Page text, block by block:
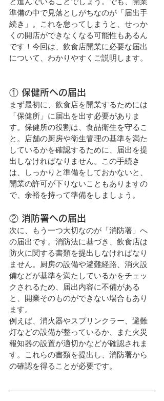
準備の中で見落としがちなのが「届出手
続き」。これを怠ってしまうと、せっか
くの開店ができなくなる可能性もあるん
です！今回は、飲食店開業に必要な届出
について、わかりやすくご説明します。
① 保健所への届出
まず最初に、飲食店を開業するためには
「保健所」に届出を出す必要がありま
す。保健所の役割は、食品衛生を守るこ
と。店舗の厨房や衛生管理の基準を満た
しているかを確認するために、届出を提
出しなければなりません。この手続き
は、しっかりと準備をしておかないと、
開業の許可が下りないこともありますの
で、余裕を持って準備をしましょう。
② 消防署への届出
次に、もう一つ大切なのが「消防署」へ
の届出です。消防法に基づき、飲食店は
防火に関する書類を提出しなければなり
ません。厨房の設備や避難経路、消火設
備などが基準を満たしているかをチェッ
クされるため、届出内容に不備がある
と、開業そのものができない場合もあり
ます。
例えば、消火器やスプリンクラー、避難
灯などの設備が整っているか、また火災
報知器の設置が適切かなどが確認されま
す。これらの書類を提出し、消防署から
の確認を得ることが必要です。